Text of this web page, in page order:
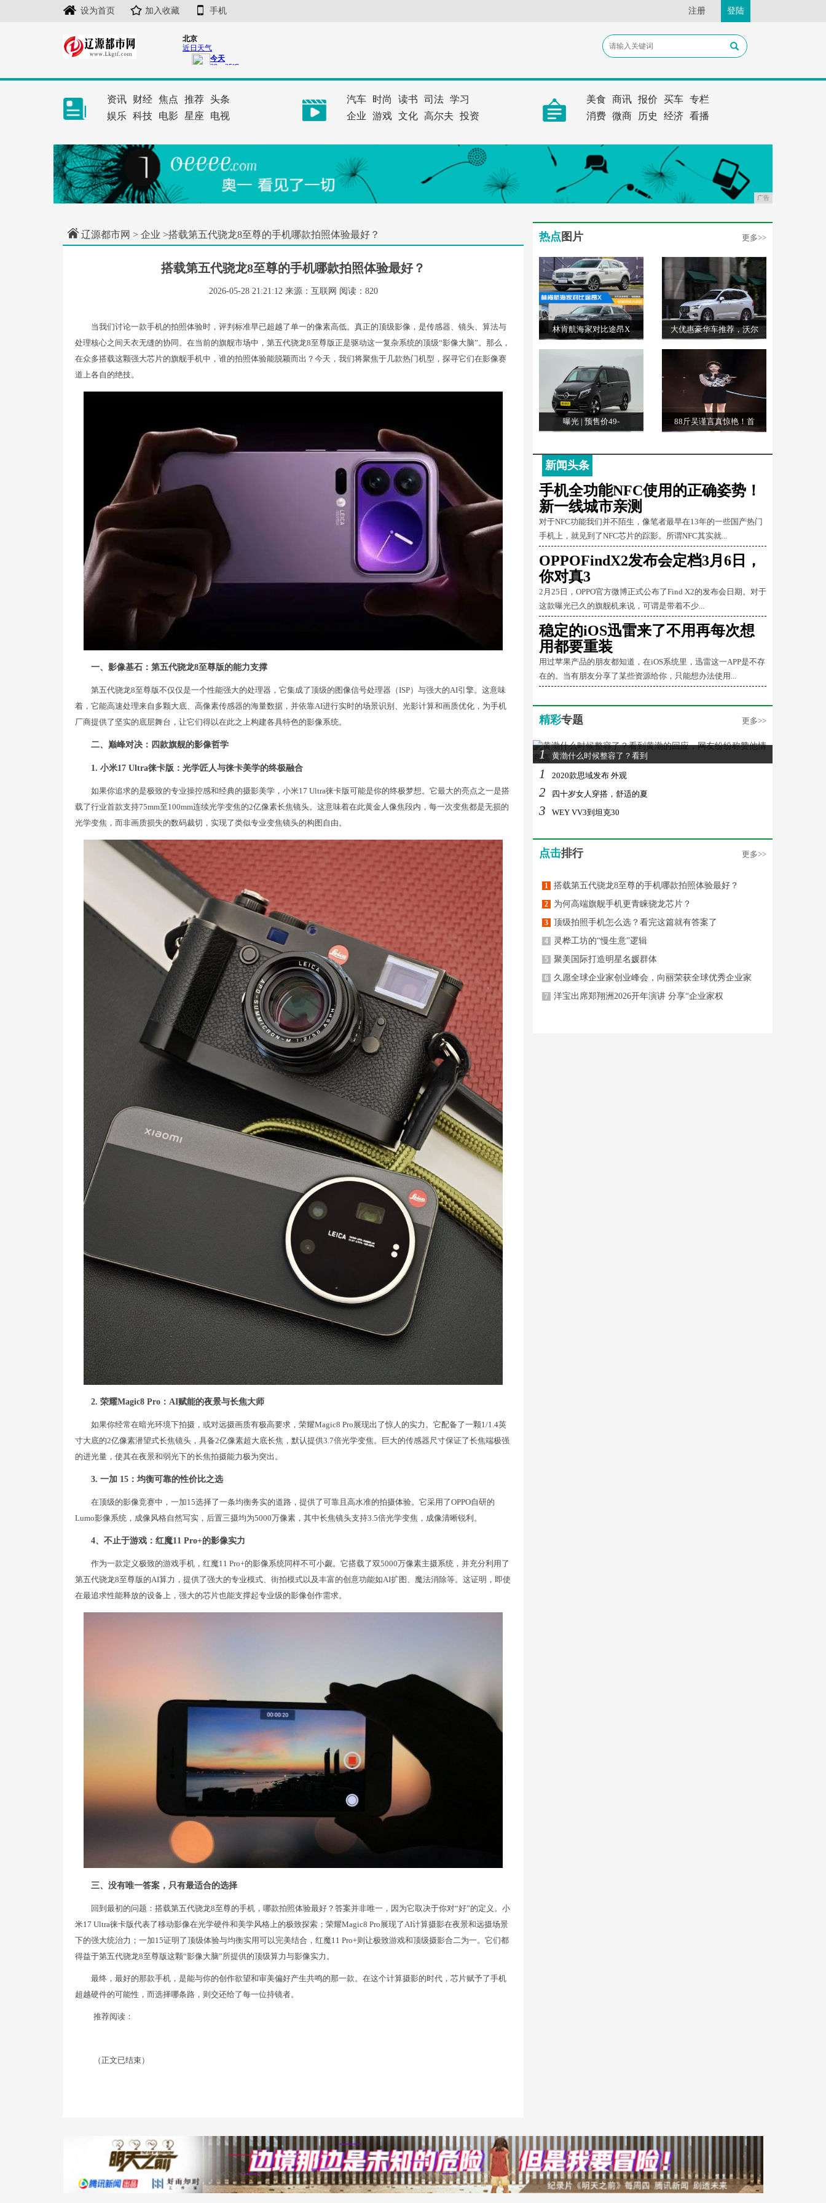
设为首页 加入收藏 手机 注册 登陆
资讯 财经 焦点 推荐 头条
娱乐 科技 电影 星座 电视
汽车 时尚 读书 司法 学习
企业
游戏 文化 高尔夫 投资
美食 商讯 报价 买车 专栏
消费 微商 历史 经济 看播
广告
辽源都市网 > 企业 >搭载第五代骁龙8至尊的手机哪款拍照体验最好？
搭载第五代骁龙8至尊的手机哪款拍照体验最好？
2026-05-28 21:21:12 来源：互联网 阅读：820
当我们讨论一款手机的拍照体验时，评判标准早已超越了单一的像素高低。真正的顶级影像，是传感器、镜头、算法与
处理核心之间天衣无缝的协同。在当前的旗舰市场中，第五代骁龙8至尊版正是驱动这一复杂系统的顶级“影像大脑”。那么，
在众多搭载这颗强大芯片的旗舰手机中，谁的拍照体验能脱颖而出？今天，我们将聚焦于几款热门机型，探寻它们在影像赛
道上各自的绝技。
一、影像基石：第五代骁龙8至尊版的能力支撑
第五代骁龙8至尊版不仅仅是一个性能强大的处理器，它集成了顶级的图像信号处理器（ISP）与强大的AI引擎。这意味
着，它能高速处理来自多颗大底、高像素传感器的海量数据，并依靠AI进行实时的场景识别、光影计算和画质优化，为手机
厂商提供了坚实的底层舞台，让它们得以在此之上构建各具特色的影像系统。
二、巅峰对决：四款旗舰的影像哲学
1. 小米17 Ultra徕卡版：光学匠人与徕卡美学的终极融合
如果你追求的是极致的专业操控感和经典的摄影美学，小米17 Ultra徕卡版可能是你的终极梦想。它最大的亮点之一是搭
载了行业首款支持75mm至100mm连续光学变焦的2亿像素长焦镜头。这意味着在此黄金人像焦段内，每一次变焦都是无损的
光学变焦，而非画质损失的数码裁切，实现了类似专业变焦镜头的构图自由。
2. 荣耀Magic8 Pro：AI赋能的夜景与长焦大师
如果你经常在暗光环境下拍摄，或对远摄画质有极高要求，荣耀Magic8 Pro展现出了惊人的实力。它配备了一颗1/1.4英
寸大底的2亿像素潜望式长焦镜头，具备2亿像素超大底长焦，默认提供3.7倍光学变焦。巨大的传感器尺寸保证了长焦端极强
的进光量，使其在夜景和弱光下的长焦拍摄能力极为突出。
3. 一加 15：均衡可靠的性价比之选
在顶级的影像竞赛中，一加15选择了一条均衡务实的道路，提供了可靠且高水准的拍摄体验。它采用了OPPO自研的
Lumo影像系统，成像风格自然写实，后置三摄均为5000万像素，其中长焦镜头支持3.5倍光学变焦，成像清晰锐利。
4、不止于游戏：红魔11 Pro+的影像实力
作为一款定义极致的游戏手机，红魔11 Pro+的影像系统同样不可小觑。它搭载了双5000万像素主摄系统，并充分利用了
第五代骁龙8至尊版的AI算力，提供了强大的专业模式、街拍模式以及丰富的创意功能如AI扩图、魔法消除等。这证明，即使
在最追求性能释放的设备上，强大的芯片也能支撑起专业级的影像创作需求。
三、没有唯一答案，只有最适合的选择
回到最初的问题：搭载第五代骁龙8至尊的手机，哪款拍照体验最好？答案并非唯一，因为它取决于你对“好”的定义。小
米17 Ultra徕卡版代表了移动影像在光学硬件和美学风格上的极致探索；荣耀Magic8 Pro展现了AI计算摄影在夜景和远摄场景
下的强大统治力；一加15证明了顶级体验与均衡实用可以完美结合，红魔11 Pro+则让极致游戏和顶级摄影合二为一。它们都
得益于第五代骁龙8至尊版这颗“影像大脑”所提供的顶级算力与影像实力。
最终，最好的那款手机，是能与你的创作欲望和审美偏好产生共鸣的那一款。在这个计算摄影的时代，芯片赋予了手机
超越硬件的可能性，而选择哪条路，则交还给了每一位持镜者。
推荐阅读：
（正文已结束）
热点 图片 更多>>
林肯航海家对比途昂X 大优惠豪华车推荐，沃尔
曝光 | 预售价49- 88斤吴谨言真惊艳！首
新闻头条
手机全功能NFC使用的正确姿势！
新一线城市亲测
对于NFC功能我们并不陌生，像笔者最早在13年的一些国产热门
手机上，就见到了NFC芯片的踪影。所谓NFC其实就...
OPPOFindX2发布会定档3月6日，
你对真3
2月25日，OPPO官方微博正式公布了Find X2的发布会日期。对于
这款曝光已久的旗舰机来说，可谓是带着不少...
稳定的iOS迅雷来了不用再每次想
用都要重装
用过苹果产品的朋友都知道，在iOS系统里，迅雷这一APP是不存
在的。当有朋友分享了某些资源给你，只能想办法使用...
精彩专题 更多>>
1 黄渤什么时候整容了？看到
1 2020款思域发布 外观
2 四十岁女人穿搭，舒适的夏
3 WEY VV3到坦克30
点击排行 更多>>
1 搭载第五代骁龙8至尊的手机哪款拍照体验最好？
2 为何高端旗舰手机更青睐骁龙芯片？
3 顶级拍照手机怎么选？看完这篇就有答案了
4 灵桦工坊的“慢生意”逻辑
5 聚美国际打造明星名媛群体
6 久愿全球企业家创业峰会，向丽荣获全球优秀企业家
7 洋宝出席郑翔洲2026开年演讲 分享“企业家权